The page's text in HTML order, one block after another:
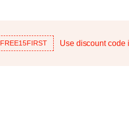
FREE15FIRST Use discount code